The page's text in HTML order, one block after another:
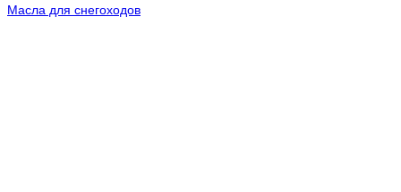
Масла для снегоходов